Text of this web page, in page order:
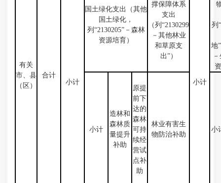
有关
市、县
（区）
合计
小计
国土绿化支出（其他
国土绿化，
列“2130205”－森林
资源培育）
撑保障体系
支出
（列“2130299
－其他林业
和草原支
出”）
小计
列
地
小计
造林和
森林质
量提升
补助
原提
前下
达的
森林
可持
续经
营试
点补
助
林业有害生
物防治补助
小